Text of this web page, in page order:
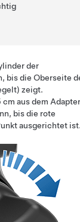
der
bis die Oberseite
zeigt.
cm aus dem Adapter
bis die rote
ausgerichtet